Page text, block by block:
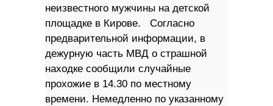
неизвестного мужчины на детской
площадке в Кирове. Согласно
предварительной информации, в
дежурную часть МВД о страшной
находке сообщили случайные
прохожие в 14.30 по местному
времени. Немедленно по указанному